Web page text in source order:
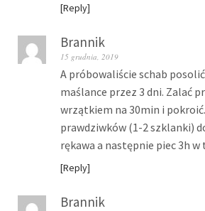
Reply
Brannik
15 grudnia, 2019
A próbowaliście schab
maślance przez 3 dni. Zalać
wrzątkiem na 30min i
prawdziwków (1-2 szklanki)
rękawa a następnie piec 3h w
Reply
Brannik